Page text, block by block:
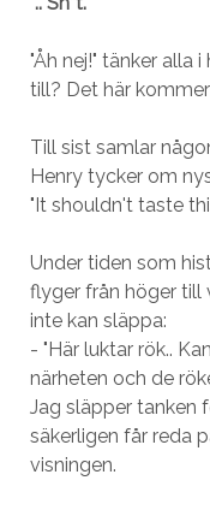
"Åh nej!" tänker alla
till? Det här
Till sist samlar
Henry tycker om
"It shouldn't taste
Under tiden som
flyger från höger till
inte kan släppa:
- "Här luktar rök..
närheten och de
Jag släpper tanken
säkerligen får reda
visningen.